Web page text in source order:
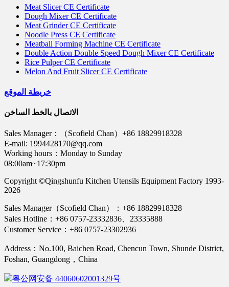
Meat Slicer CE Certificate
Dough Mixer CE Certificate
Meat Grinder CE Certificate
Noodle Press CE Certificate
Meatball Forming Machine CE Certificate
Double Action Double Speed Dough Mixer CE Certificate
Rice Pulper CE Certificate
Melon And Fruit Slicer CE Certificate
خريطة الموقع
الاتصال بالخط الساخن
Sales Manager：（Scofield Chan）+86 18829918328
E-mail: 1994428170@qq.com
Working hours：Monday to Sunday
08:00am~17:30pm
Copyright ©Qingshunfu Kitchen Utensils Equipment Factory 1993-
2026
Sales Manager（Scofield Chan）：+86 18829918328
Sales Hotline：+86 0757-23332836、23335888
Customer Service：+86 0757-23302936
Address：No.100, Baichen Road, Chencun Town, Shunde District,
Foshan, Guangdong，China
粤公网安备 44060602001329号